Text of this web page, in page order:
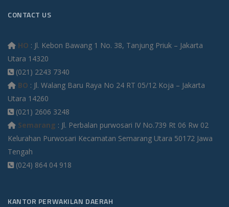
CONTACT US
HO : Jl. Kebon Bawang 1 No. 38, Tanjung Priuk – Jakarta
Utara 14320
(021) 2243 7340
BO : Jl. Walang Baru Raya No 24 RT 05/12 Koja – Jakarta
Utara 14260
(021) 2606 3248
Semarang : Jl. Perbalan purwosari IV No.739 Rt 06 Rw 02
Kelurahan Purwosari Kecamatan Semarang Utara 50172 Jawa
Tengah
(024) 864 04 918
KANTOR PERWAKILAN DAERAH